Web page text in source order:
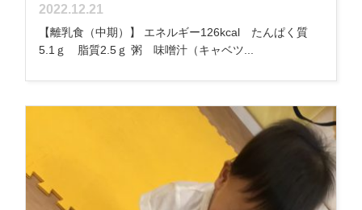
2022.12.21
【離乳食（中期）】 エネルギー126kcal たんぱく質
5.1ｇ 脂質2.5ｇ 粥 味噌汁（キャベツ...